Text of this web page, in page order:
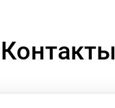
Контакты